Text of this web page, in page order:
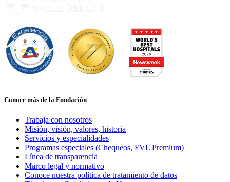
Conoce más de la Fundación
Trabaja con nosotros
Misión, visión, valores, historia
Servicios y especialidades
Programas especiales (Chequeos, FVL Premium)
Línea de transparencia
Marco legal y normativo
Conoce nuestra política de tratamiento de datos